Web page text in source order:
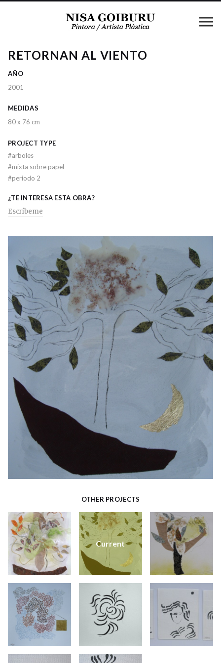
OTHER PROJECTS
Current
RETORNAN AL VIENTO
AÑO
2001
MEDIDAS
80 x 76 cm
PROJECT TYPE
#arboles
#mixta sobre papel
#periodo 2
¿TE INTERESA ESTA OBRA?
Escríbeme